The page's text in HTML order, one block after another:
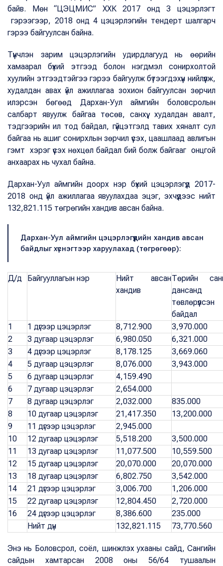
байв. Мөн “ЦЭЦМИС” ХХК 2017 онд 3 цэцэрлэгт
гэрээгээр, 2018 онд 4 цэцэрлэгийн тендерт шалгарч
гэрээ байгуулсан байна.
Түүнчлэн зарим цэцэрлэгийн удирдлагууд нь өөрийн
хамаарал бүхий этгээд болон нэгдмэл сонирхолтой
хуулийн этгээдтэйгээ гэрээ байгуулж бүтээгдэхүүн нийлүүлж,
худалдан авах үйл ажиллагаа зохион байгуулсан зөрчил
илэрсэн бөгөөд Дархан-Уул аймгийн боловсролын
салбарт явуулж байгаа төсөв, санхүү, худалдан авалт,
тэдгээрийн ил тод байдал, гүйцэтгэлд тавих хяналт сул
байгаа нь ашиг сонирхлын зөрчил үүсэх, цаашлаад авлигын
гэмт хэрэг үүсэх нөхцөл байдал бий болж байгааг онцгой
анхаарах нь чухал байна.
Дархан-Уул аймгийн доорх нэр бүхий цэцэрлэгүүд 2017-
2018 онд үйл ажиллагаа явуулахдаа эцэг, эхчүүдээс нийт
132,821.115 төгрөгийн хандив авсан байна.
Дархан-Уул аймгийн цэцэрлэгүүдийн хандив авсан
байдлыг хүснэгтээр харуулахад (төгрөгөөр):
Д/д Байгууллагын нэр
Нийт авсан
хандив
Төрийн
дансанд
төвлөрүүлсэн
байдал
1
1 дүгээр цэцэрлэг 8,712.900
3,970.000
2
3 дугаар цэцэрлэг 6,980.050
6,321.000
3
4 дүгээр цэцэрлэг 8,178.125
3,669.060
4
5 дугаар цэцэрлэг 8,076.000
3,943.000
5
6 дугаар цэцэрлэг
4,159.490
6
7 дугаар цэцэрлэг
2,654.000
7
8 дугаар цэцэрлэг 2,032.000
835.000
8
10 дугаар цэцэрлэг 21,417.350
13,200.000
9
11 дүгээр цэцэрлэг
2,945.000
10
12 дугаар цэцэрлэг 5,518.200
3,500.000
11
13 дугаар цэцэрлэг 11,077.500
10,559.500
12
15 дугаар цэцэрлэг 20,070.000
20,070.000
13
18 дугаар цэцэрлэг 6,802.750
3,542.000
14
21 дүгээр цэцэрлэг 3,006.700
1,206.000
15
22 дугаар цэцэрлэг 12,804.450
2,720.000
16
24 дүгээр цэцэрлэг 8,386.600
235.000
Нийт дүн
132,821.115 73,770.560
Энэ нь Боловсрол, соёл, шинжлэх ухааны сайд, Сангийн
сайдын хамтарсан 2008 оны 56/64 тушаалын